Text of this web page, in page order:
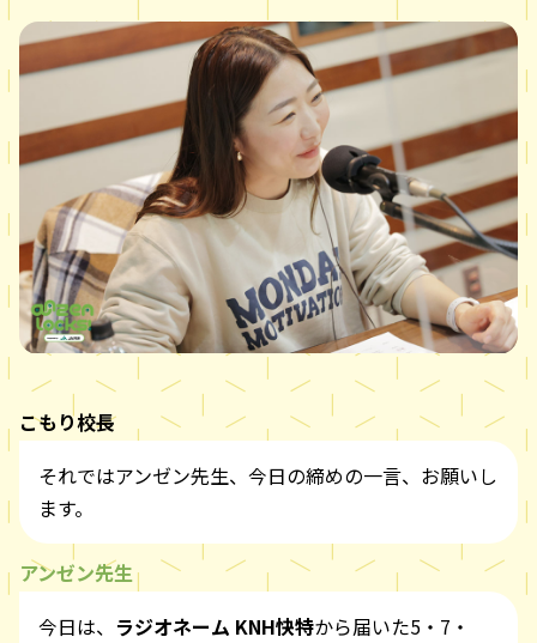
こもり校長
それではアンゼン先生、今日の締めの一言、お願いし
ます。
アンゼン先生
今日は、 ラジオネーム KNH快特から届いた5・7・